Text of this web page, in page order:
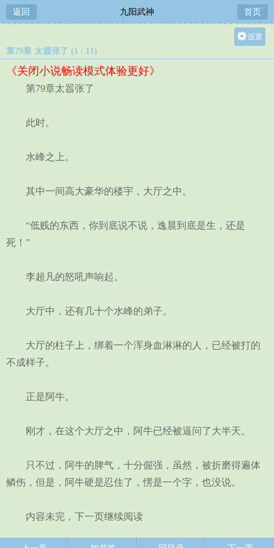
返回 九阳武神 首页
设置
第79章 太嚣张了 (1 / 11)
《关闭小说畅读模式体验更好》
第79章太嚣张了
此时。
水峰之上。
其中一间高大豪华的楼宇，大厅之中。
“低贱的东西，你到底说不说，逸晨到底是生，还是
死！”
李超凡的怒吼声响起。
大厅中，还有几十个水峰的弟子。
大厅的柱子上，绑着一个浑身血淋淋的人，已经被打的
不成样子。
正是阿牛。
刚才，在这个大厅之中，阿牛已经被逼问了大半天。
只不过，阿牛的脾气，十分倔强，虽然，被折磨得遍体
鳞伤，但是，阿牛硬是忍住了，愣是一个字，也没说。
内容未完，下一页继续阅读